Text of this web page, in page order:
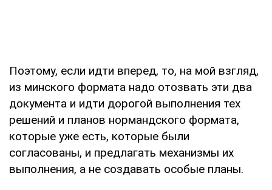
Поэтому, если идти вперед, то, на мой взгляд,
из минского формата надо отозвать эти два
документа и идти дорогой выполнения тех
решений и планов нормандского формата,
которые уже есть, которые были
согласованы, и предлагать механизмы их
выполнения, а не создавать особые планы.